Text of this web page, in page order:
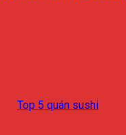
Top 5 quán sushi